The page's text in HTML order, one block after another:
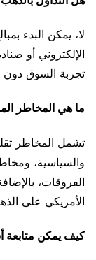
لا، يمكن البدء
الإلكتروني أو
تجربة السوق دون
ما هي المخاطر
تشمل المخاطر
والسياسية،
الفروقات،
الأمريكي على
كيف يمكن متابعة